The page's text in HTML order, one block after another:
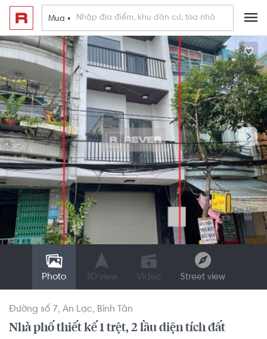
Mua •
Photo 3D view Video Street view
Đường số 7 An Lạc Bình Tân
Nhà phố thiết kế 1 trệt, 2 lầu diện tích đất